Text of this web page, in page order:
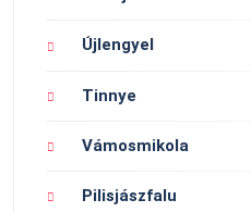
Újlengyel
Tinnye
Vámosmikola
Pilisjászfalu